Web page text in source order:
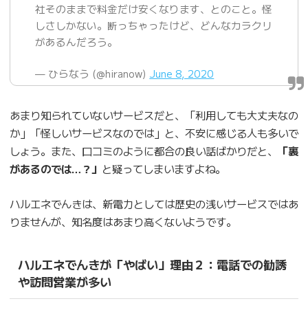
社そのままで料金だけ安くなります、とのこと。怪
しさしかない。断っちゃったけど、どんなカラクリ
があるんだろう。
— ひらなう (@hiranow) June 8, 2020
あまり知られていないサービスだと、「利用しても大丈夫なの
か」「怪しいサービスなのでは」と、不安に感じる人も多いで
しょう。また、口コミのように都合の良い話ばかりだと、
「裏
があるのでは…？」 と疑ってしまいますよね。
ハルエネでんきは、新電力としては歴史の浅いサービスではあ
りませんが、知名度はあまり高くないようです。
ハルエネでんきが「やばい」理由２：電話での勧誘
や訪問営業が多い